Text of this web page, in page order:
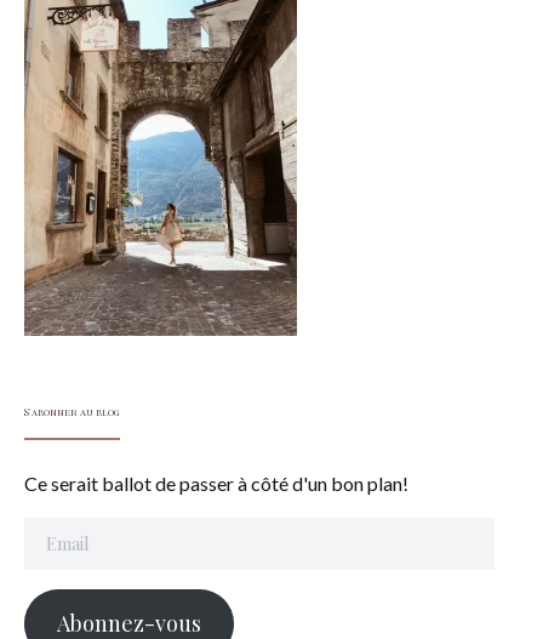
S'abonner au blog
Ce serait ballot de passer à côté d'un bon plan!
Abonnez-vous